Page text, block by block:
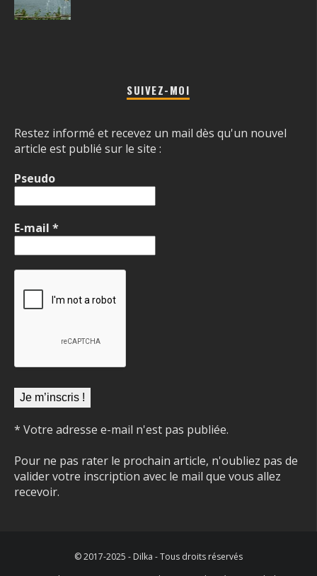
SUIVEZ-MOI
Restez informé et recevez un mail dès qu'un nouvel
article est publié sur le site :
Pseudo
E-mail *
* Votre adresse e-mail n'est pas publiée.
Pour ne pas rater le prochain article, n'oubliez pas de
valider votre inscription avec le mail que vous allez
recevoir.
© 2017-2025 - Dilka - Tous droits réservés